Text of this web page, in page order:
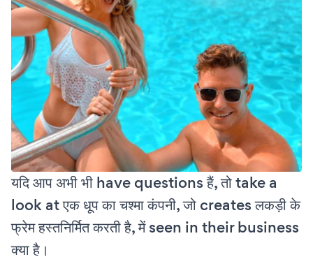
यदि आप अभी भी have questions हैं, तो take a
look at एक धूप का चश्मा कंपनी, जो creates लकड़ी के
फ्रेम हस्तनिर्मित करती है, में seen in their business
क्या है।